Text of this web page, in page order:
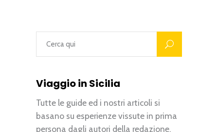
Viaggio in Sicilia
Tutte le guide ed i nostri articoli si
basano su esperienze vissute in prima
persona dagli autori della redazione.